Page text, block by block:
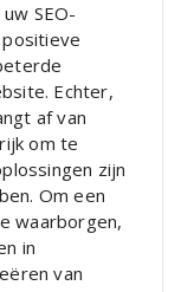
SEO-
Echter,
af van
om te
zijn
Om een
waarborgen,
in
van